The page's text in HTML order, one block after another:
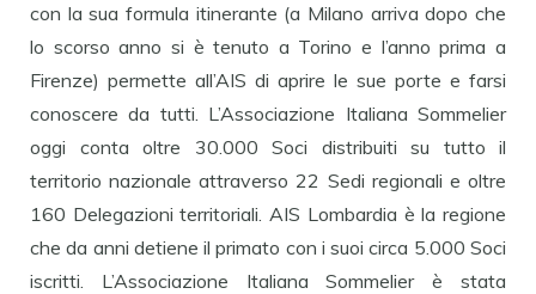
con la sua formula itinerante (a Milano arriva dopo che
lo scorso anno si è tenuto a Torino e l’anno prima a
Firenze) permette all’AIS di aprire le sue porte e farsi
conoscere da tutti. L’Associazione Italiana Sommelier
oggi conta oltre 30.000 Soci distribuiti su tutto il
territorio nazionale attraverso 22 Sedi regionali e oltre
160 Delegazioni territoriali. AIS Lombardia è la regione
che da anni detiene il primato con i suoi circa 5.000 Soci
iscritti. L’Associazione Italiana Sommelier è stata